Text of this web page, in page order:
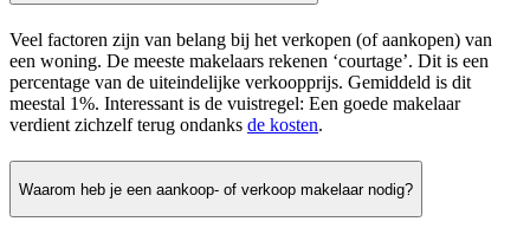
Veel factoren zijn van belang bij het verkopen (of aankopen) van
een woning. De meeste makelaars rekenen ‘courtage’. Dit is een
percentage van de uiteindelijke verkoopprijs. Gemiddeld is dit
meestal 1%. Interessant is de vuistregel: Een goede makelaar
verdient zichzelf terug ondanks de kosten.
Waarom heb je een aankoop- of verkoop makelaar nodig?